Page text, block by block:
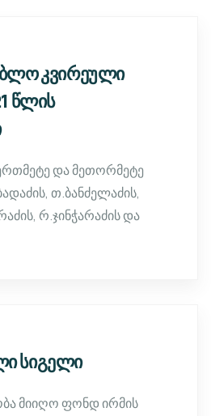
კვირეული
წლის
და მეთორმეტე
თ.ბანძელაძის,
რ.ჯინჭარაძის და
სიგელი
მიიღო ფონდ ირმის